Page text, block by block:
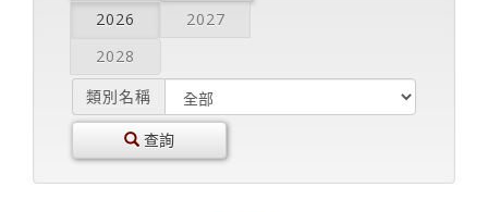
2026
2027
2028
類別名稱
查詢